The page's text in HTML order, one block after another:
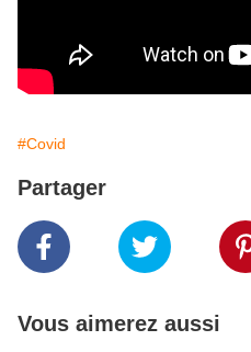
#Covid
Partager
Vous aimerez aussi